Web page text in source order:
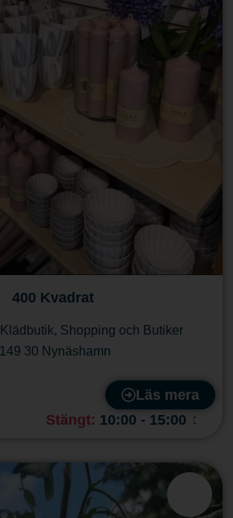
400 Kvadrat
Klädbutik, Shopping och Butiker
149 30 Nynäshamn
Läs mera
Stängt: 10:00 - 15:00